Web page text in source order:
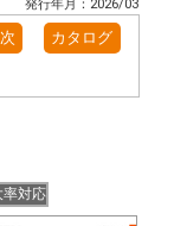
発行年月：2026/03
カタログ
率対応